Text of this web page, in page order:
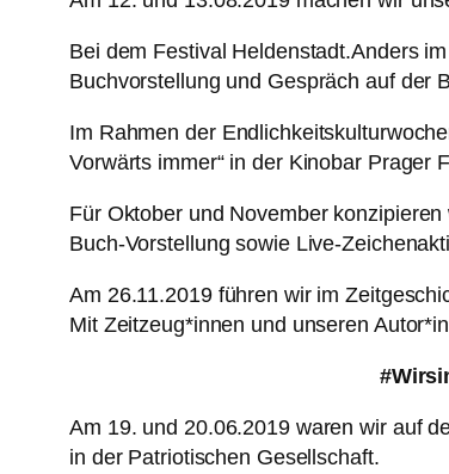
Bei dem Festival Heldenstadt.Anders
Buchvorstellung und Gespräch auf der
Im Rahmen der
Vorwärts immer“ in der Kinobar Prager
Für Oktober und November
Buch-Vorstellung sowie Live-
Am 26.11.2019 führen wir im
Mit Zeitzeug*innen und unseren
Am 19. und 20.06.2019 waren wir auf
in der Patriotischen Gesellschaft.